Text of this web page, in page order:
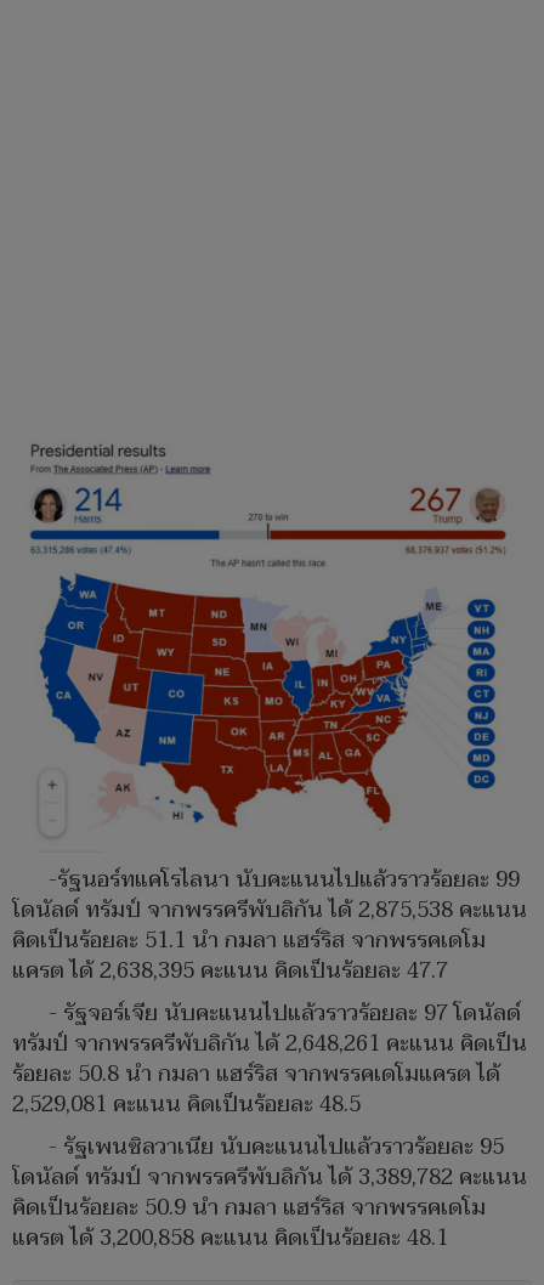
-รัฐนอร์ทแคโรไลนา นับคะแนนไปแล้วราวร้อยละ 99
โดนัลด์ ทรัมป์ จากพรรครีพับลิกัน ได้ 2,875,538 คะแนน
คิดเป็นร้อยละ 51.1 นำ กมลา แฮร์ริส จากพรรคเดโม
แครต ได้ 2,638,395 คะแนน คิดเป็นร้อยละ 47.7
- รัฐจอร์เจีย นับคะแนนไปแล้วราวร้อยละ 97 โดนัลด์
ทรัมป์ จากพรรครีพับลิกัน ได้ 2,648,261 คะแนน คิดเป็น
ร้อยละ 50.8 นำ กมลา แฮร์ริส จากพรรคเดโมแครต ได้
2,529,081 คะแนน คิดเป็นร้อยละ 48.5
- รัฐเพนซิลวาเนีย นับคะแนนไปแล้วราวร้อยละ 95
โดนัลด์ ทรัมป์ จากพรรครีพับลิกัน ได้ 3,389,782 คะแนน
คิดเป็นร้อยละ 50.9 นำ กมลา แฮร์ริส จากพรรคเดโม
แครต ได้ 3,200,858 คะแนน คิดเป็นร้อยละ 48.1